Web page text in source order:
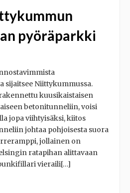
pyöräparkki
sijaitsee Niittykummussa.
kuusikaistaisen
betonitunneliin, voisi
jopa viihtyisäksi, kiitos
johtaa pohjoisesta suora
jollainen on
ratapihan alittavaan
vieraili[…]